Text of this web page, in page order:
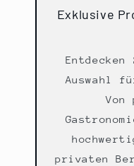
Exklusive
Entdecken
Auswahl
Von
privaten